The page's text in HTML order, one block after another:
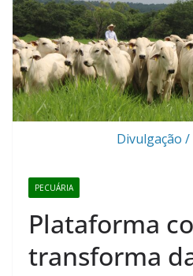
Divulgação
PECUÁRIA
Plataforma
transforma